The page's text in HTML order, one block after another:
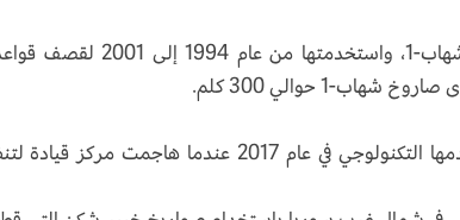
طورت إيران نسختها الخاصة من صاروخ سكود-بي، وهي شهاب-1، واستخدمتها من عام
1 حوالي 300 كلم.
وبعد 16 عاما دون إطلاق صواريخ جديدة، أظهرت إيران تقدمها التكنولوجي في عام 2017 عندما هاجمت